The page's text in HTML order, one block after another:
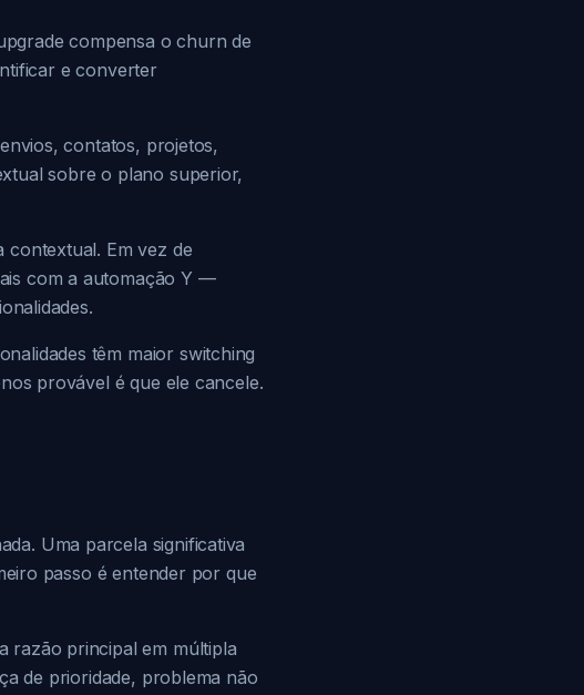
compensa o churn de
e converter
contatos, projetos,
sobre o plano superior,
contextual. Em vez de
com a automação Y —
têm maior switching
provável é que ele cancele.
Uma parcela significativa
passo é entender por que
razão principal em múltipla
de prioridade, problema não